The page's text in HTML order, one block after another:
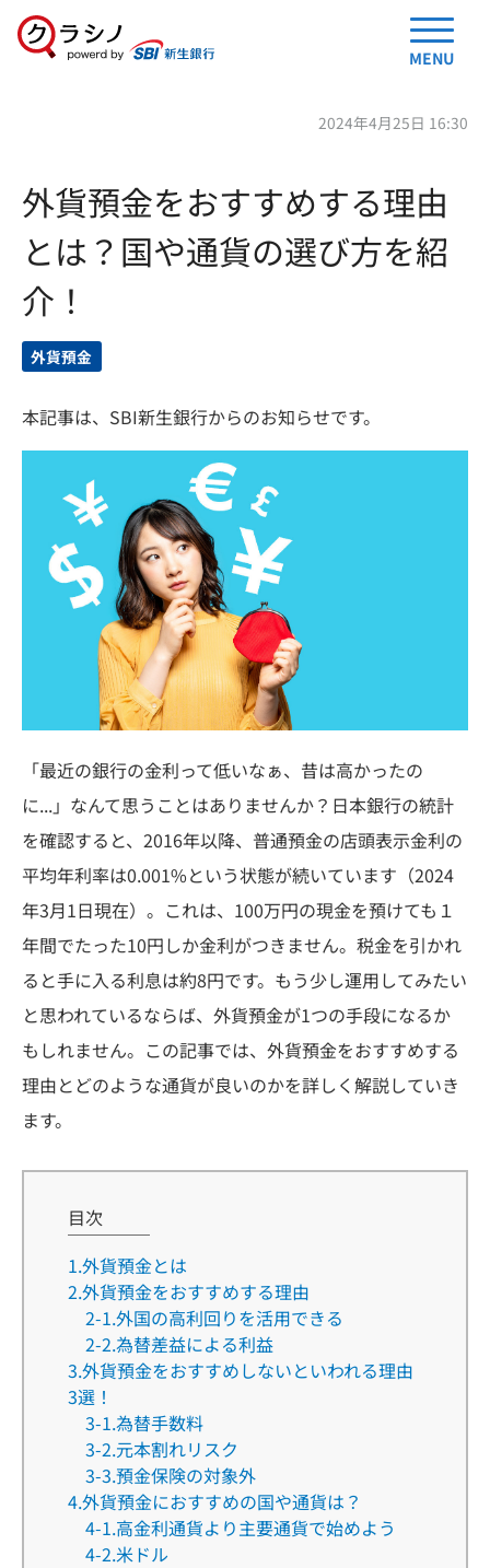
MENU
2024年4月25日 16:30
外貨預金をおすすめする理由
とは？国や通貨の選び方を紹
介！
外貨預金
本記事は、SBI新生銀行からのお知らせです。
「最近の銀行の金利って低いなぁ、昔は高かったの
に...」なんて思うことはありませんか？日本銀行の統計
を確認すると、2016年以降、普通預金の店頭表示金利の
平均年利率は0.001%という状態が続いています（2024
年3月1日現在）。これは、100万円の現金を預けても１
年間でたった10円しか金利がつきません。税金を引かれ
ると手に入る利息は約8円です。もう少し運用してみたい
と思われているならば、外貨預金が1つの手段になるか
もしれません。この記事では、外貨預金をおすすめする
理由とどのような通貨が良いのかを詳しく解説していき
ます。
目次
1.外貨預金とは
2.外貨預金をおすすめする理由
2-1.外国の高利回りを活用できる
2-2.為替差益による利益
3.外貨預金をおすすめしないといわれる理由
3選！
3-1.為替手数料
3-2.元本割れリスク
3-3.預金保険の対象外
4.外貨預金におすすめの国や通貨は？
4-1.高金利通貨より主要通貨で始めよう
4-2.米ドル